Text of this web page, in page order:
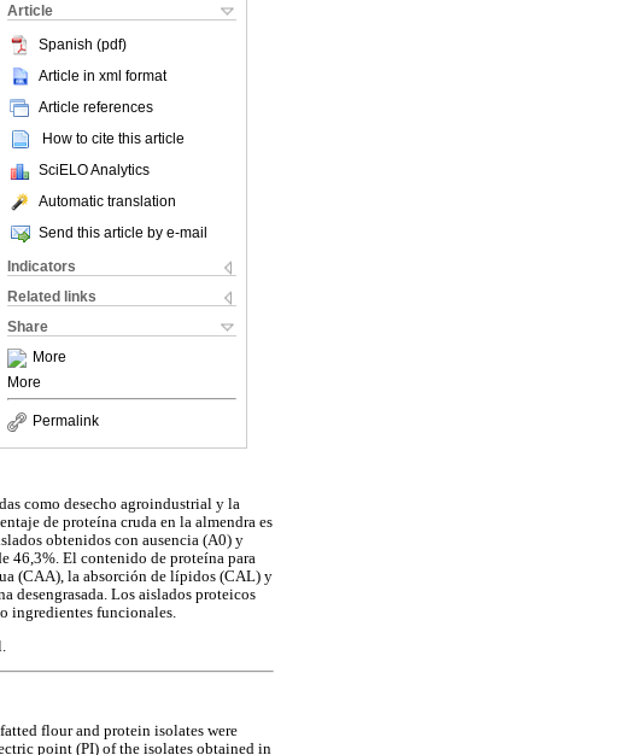
Article
Spanish (pdf)
Article in xml format
Article references
How to cite this article
SciELO Analytics
Automatic translation
Send this article by e-mail
Indicators
Related links
Share
More
More
Permalink
como desecho agroindustrial y la
de proteína cruda en la almendra es
obtenidos con ausencia (A0) y
46,3%. El contenido de proteína para
(CAA), la absorción de lípidos (CAL) y
desengrasada. Los aislados proteicos
ingredientes funcionales.
flour and protein isolates were
point (PI) of the isolates obtained in